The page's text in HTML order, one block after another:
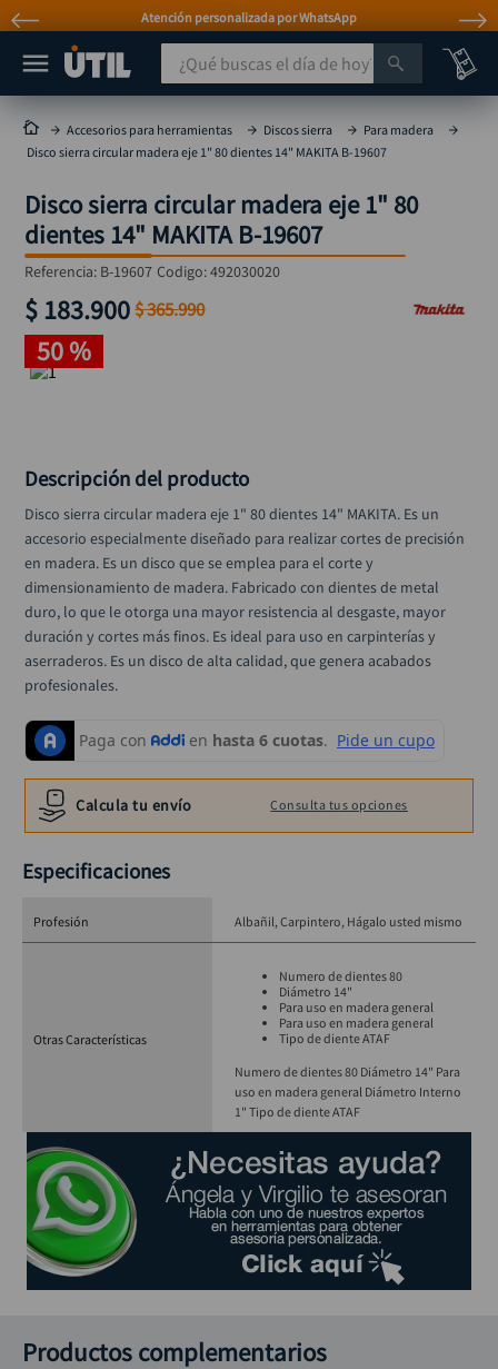
Atención personalizada por WhatsApp
¿Qué buscas el día de hoy?
Accesorios para herramientas Discos sierra
Para madera
Disco sierra circular madera eje 1" 80 dientes 14" MAKITA B-19607
Disco sierra circular madera eje 1" 80
dientes 14" MAKITA B-19607
Referencia: B-19607 Codigo:492030020
$ 183.900 $365.990
50 %
Descripción del producto
Disco sierra circular madera eje 1" 80 dientes 14" MAKITA. Es un
accesorio especialmente diseñado para realizar cortes de precisión
en madera. Es un disco que se emplea para el corte y
dimensionamiento de madera. Fabricado con dientes de metal
duro, lo que le otorga una mayor resistencia al desgaste, mayor
duración y cortes más finos. Es ideal para uso en carpinterías y
aserraderos. Es un disco de alta calidad, que genera acabados
profesionales.
Calcula tu envío Consulta tus opciones
Especificaciones
Profesión Albañil Carpintero Hágalo usted mismo
Otras Características
Numero de dientes 80
Diámetro 14"
Para uso en madera general
Para uso en madera general
Tipo de diente ATAF
Numero de dientes 80 Diámetro 14" Para
uso en madera general Diámetro Interno
1" Tipo de diente ATAF
Productos complementarios
MÁS BUSCADOS
taladro
taladros pulidoras
compresor
llave
sierra circular
ruteadora
rueda
alicate